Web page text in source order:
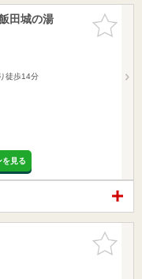
お気に入
りに追加
田城の湯
徒歩14分
を見る
お気に入
りに追加